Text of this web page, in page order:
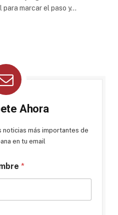
marcar el paso y…
Ahora
más importantes de
en tu email
*